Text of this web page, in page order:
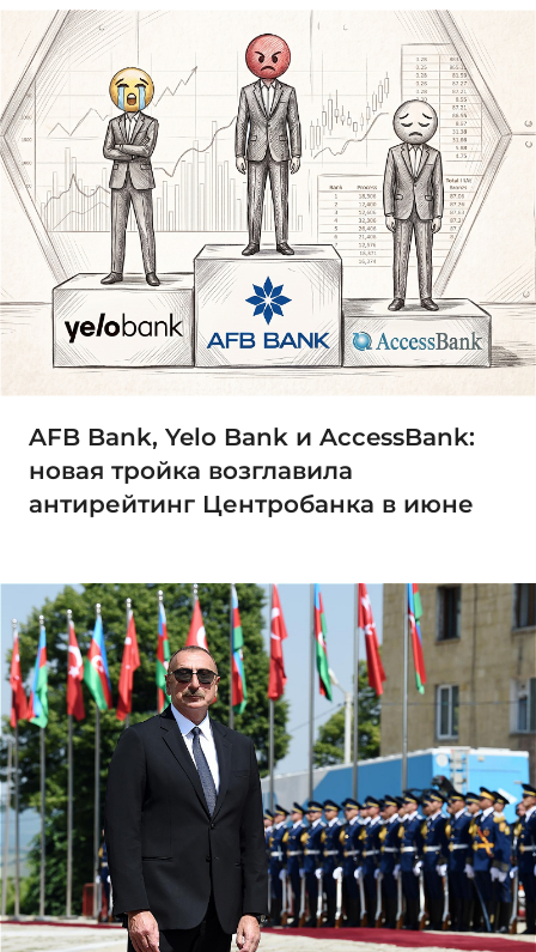
AFB Bank, Yelo Bank и AccessBank:
новая тройка возглавила
антирейтинг Центробанка в июне